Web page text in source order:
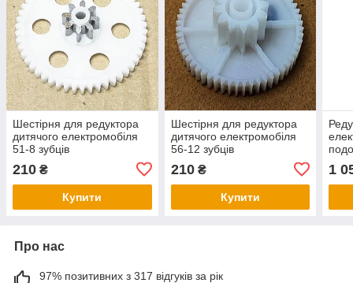
Шестірня для редуктора
дитячого електромобіля
51-8 зубців
210 ₴
Купити
Шестірня для редуктора
дитячого електромобіля
56-12 зубців
210₴
Купити
1
Про нас
97% позитивних з 317 відгуків за рік